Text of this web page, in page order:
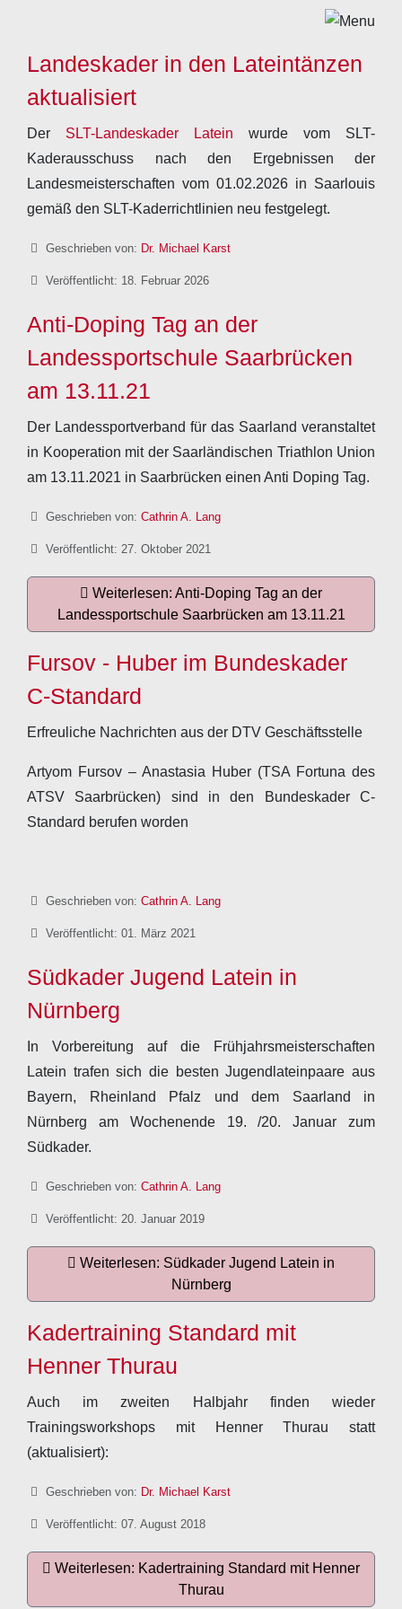
Landeskader in den Lateintänzen
aktualisiert
Der SLT-Landeskader Latein wurde vom SLT-
Kaderausschuss nach den Ergebnissen der
Landesmeisterschaften vom 01.02.2026 in Saarlouis
gemäß den SLT-Kaderrichtlinien neu festgelegt.
DetailsGeschrieben von: Dr. Michael Karst
Veröffentlicht: 18. Februar 2026
Anti-Doping Tag an der
Landessportschule Saarbrücken
am 13.11.21
Der Landessportverband für das Saarland veranstaltet
in Kooperation mit der Saarländischen Triathlon Union
am 13.11.2021 in Saarbrücken einen Anti Doping Tag.
DetailsGeschrieben von: Cathrin A. Lang
Veröffentlicht: 27. Oktober 2021
Weiterlesen: Anti-Doping Tag an der
Landessportschule Saarbrücken am 13.11.21
Fursov - Huber im Bundeskader
C-Standard
Erfreuliche Nachrichten aus der DTV Geschäftsstelle
Artyom Fursov – Anastasia Huber (TSA Fortuna des
ATSV Saarbrücken) sind in den Bundeskader C-
Standard berufen worden
DetailsGeschrieben von: Cathrin A. Lang
Veröffentlicht: 01. März 2021
Südkader Jugend Latein in
Nürnberg
In Vorbereitung auf die Frühjahrsmeisterschaften
Latein trafen sich die besten Jugendlateinpaare aus
Bayern, Rheinland Pfalz und dem Saarland in
Nürnberg am Wochenende 19. /20. Januar zum
Südkader.
DetailsGeschrieben von: Cathrin A. Lang
Veröffentlicht: 20. Januar 2019
Weiterlesen: Südkader Jugend Latein in
Nürnberg
Kadertraining Standard mit
Henner Thurau
Auch im zweiten Halbjahr finden wieder
Trainingsworkshops mit Henner Thurau statt
(aktualisiert):
DetailsGeschrieben von: Dr. Michael Karst
Veröffentlicht: 07. August 2018
Weiterlesen: Kadertraining Standard mit Henner
Thurau